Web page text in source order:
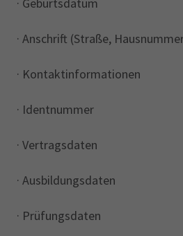
· Anschrift (Straße,
· Kontaktinformationen
· Identnummer
· Vertragsdaten
· Ausbildungsdaten
· Prüfungsdaten